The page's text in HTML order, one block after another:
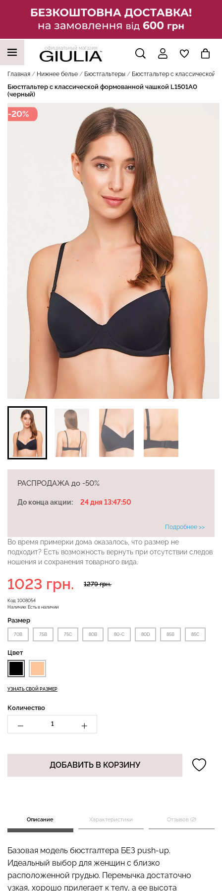
официальный магазин
Главная Нижнее белье Бюстгальтеры Бюстгальтер с классической
Бюстгальтер с классической формованной чашкой L1501A0
(черный)
-20%
РАСПРОДАЖА до -50%
До конца акции: 24 дня 13:47:50
Подробнее >>
Во время примерки дома оказалось, что размер не
подходит? Есть возможность вернуть при отсутствии следов
ношения и сохранения товарного вида.
Код: 1008054
Наличие: Есть в наличии
1279 грн.
1023 грн.
Размер
70В 75B 75C 80В 80-C 80D 85В 85С
Цвет
УЗНАТЬ СВОЙ РАЗМЕР
Количество
ДОБАВИТЬ В КОРЗИНУ
Описание Характеристики Отзывов (2)
Базовая модель бюстгалтера БЕЗ push-up.
Идеальный выбор для женщин с близко
расположенной грудью. Перемычка достаточно
узкая, хорошо прилегает к телу, а ее высота
НАШИ ТРЕНДОВЫЕ ТОВАРЫ
Бесшовные леггинсы из
микрофибры LEGGINGS
02 (черный) Giulia
789 грн.
Бесшовные леггинсы
LEGGINGS (черный) Giulia
482 грн.689 грн.
Велосипедки с высокой
(черный) Giulia
BRASILIAN SHAPEWEAR
369 грн.
Бесшовные стринги
STRING BRIEFS (черный)
299 грн.
489 грн.